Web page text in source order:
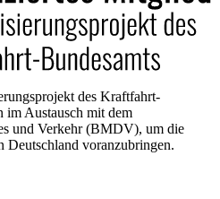
des Kraftfahrt-
im Austausch mit dem
und Verkehr (BMDV), um die
Deutschland voranzubringen.